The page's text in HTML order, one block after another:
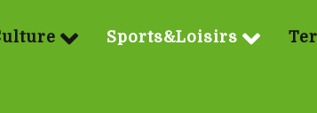
Sports&Loisirs